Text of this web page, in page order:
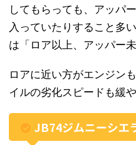
してもらっても、アッパ
入っていたりすること多
は「ロア以上、アッパー
ロアに近い方がエンジン
イルの劣化スピードも緩や
JB74ジムニーシエ